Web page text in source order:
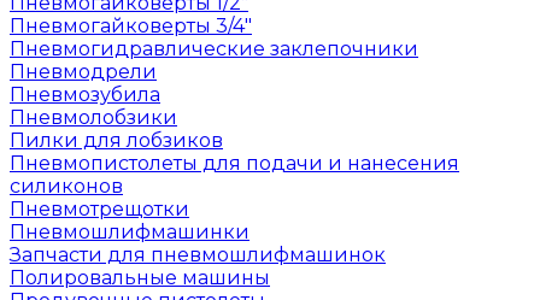
Пневмогайковерты 3/4"
Пневмогидравлические заклепочники
Пневмодрели
Пневмозубила
Пневмолобзики
Пилки для лобзиков
Пневмопистолеты для подачи и нанесения
силиконов
Пневмотрещотки
Пневмошлифмашинки
Запчасти для пневмошлифмашинок
Полировальные машины